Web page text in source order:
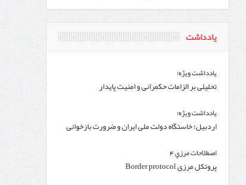
یادداشت
یادداشت ویژه؛
تحلیلی بر الزامات حکمرانی و امنیت پایدار
یادداشت ویژه؛
اردبیل؛ خاستگاه دولت ملی ایران و ضرورت بازخوانی
اصطلاحات مرزي 4
پروتکل مرزی Border protocol